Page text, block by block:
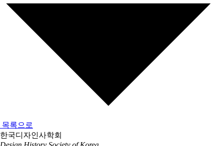
목록으로
한국디자인사학회